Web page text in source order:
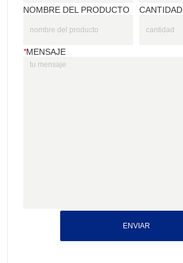
NOMBRE DEL PRODUCTO CANTIDAD
*MENSAJE
ENVIAR